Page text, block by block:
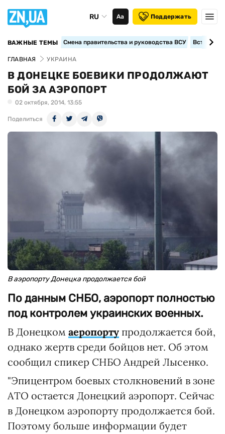
RU Аа Поддержать
ВАЖНЫЕ ТЕМЫ Смена правительства и руководства ВСУ
ГЛАВНАЯ УКРАИНА
В ДОНЕЦКЕ БОЕВИКИ ПРОДОЛЖАЮТ
БОЙ ЗА АЭРОПОРТ
02 октября, 2014, 13:55
Поделиться
В аэропорту Донецка продолжается бой
По данным СНБО, аэропорт полностью
под контролем украинских военных.
В Донецком аеропорту продолжается бой,
однако жертв среди бойцов нет. Об этом
сообщил спикер СНБО Андрей Лысенко.
"Эпицентром боевых столкновений в зоне
АТО остается Донецкий аэропорт. Сейчас
в Донецком аэропорту продолжается бой.
Поэтому больше информации будет